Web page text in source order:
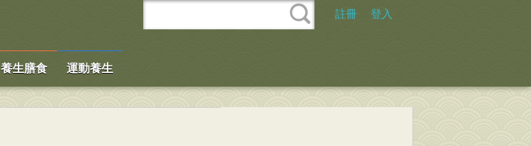
註冊 登入
養生膳食 運動養生